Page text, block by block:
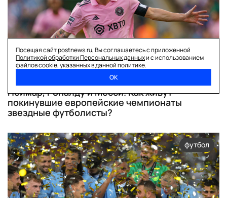
Неймар, Роналду и Месси. Как живут
покинувшие европейские чемпионаты
звездные футболисты?
футбол
Посещая сайт postnews.ru, Вы соглашаетесь с приложенной
Политикой обработки Персональных данныхи с использованием
файлов cookie, указанных в данной политике.
ОК